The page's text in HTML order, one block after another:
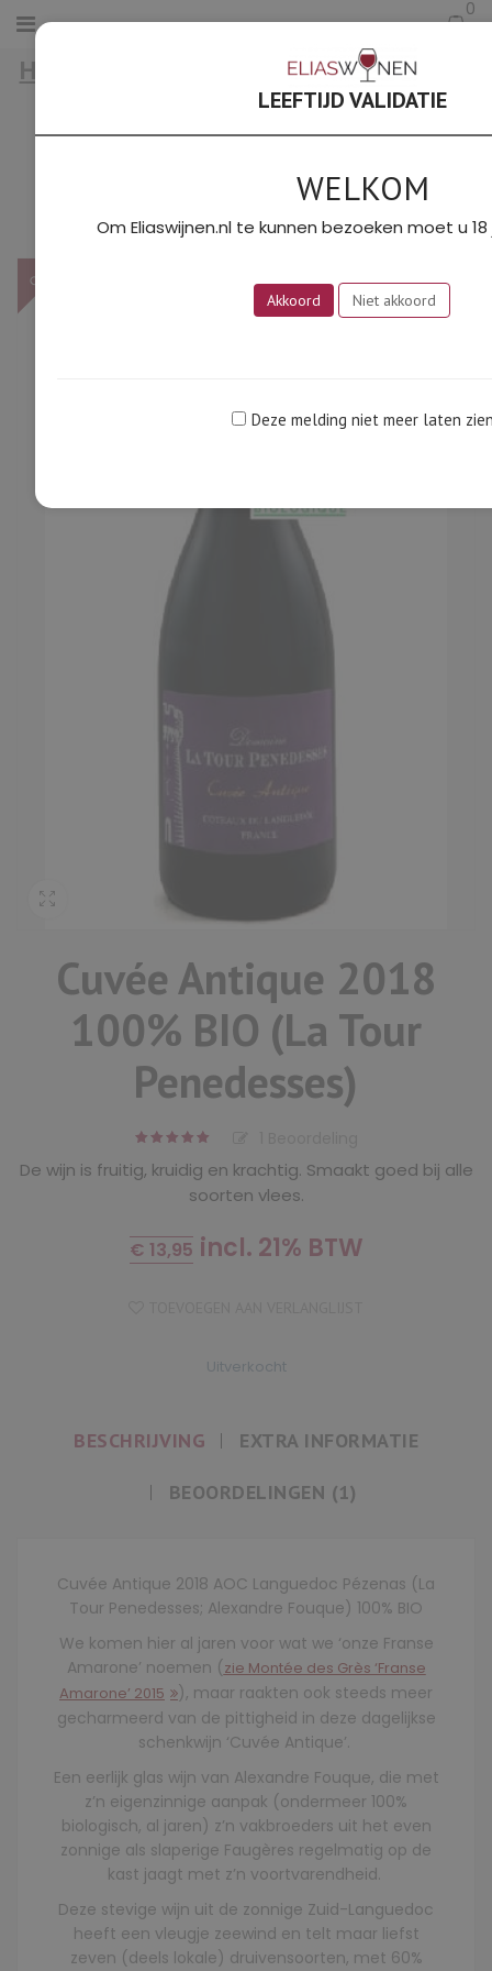
0
HOME LANGUEDOC & GASCOGNE
CUVÉE ANTIQUE 2018 100% BIO (LA
TOUR PENEDESSES)
OP!
Cuvée Antique 2018
100% BIO (La Tour
Penedesses)
of
based
De wijn is fruitig, kruidig en krachtig. Smaakt goed bij alle
soorten vlees.
€ 13,95 incl. 21% BTW
Uitverkocht
BESCHRIJVING EXTRA INFORMATIE
BEOORDELINGEN (1)
Cuvée Antique 2018 AOC Languedoc Pézenas (La
Tour Penedesses; Alexandre Fouque) 100% BIO
We komen hier al jaren voor wat we ‘onze Franse
Amarone’ noemen (zie Montée des Grès ‘Franse
Amarone’ 2015
), maar raakten ook steeds meer
gecharmeerd van de pittigheid in deze dagelijkse
schenkwijn ‘Cuvée Antique’.
Een eerlijk glas wijn van Alexandre Fouque, die met
z’n eigenzinnige aanpak (ondermeer 100%
biologisch, al jaren) z’n vakbroeders uit het even
zonnige als slaperige Faugères regelmatig op de
kast jaagt met z’n voortvarendheid.
Deze stevige wijn uit de zonnige Zuid-Languedoc
heeft een vleugje zeewind en telt maar liefst
zeven (deels lokale) druivensoorten, met 60%
LEEFTIJD VALIDATIE
WELKOM
Om Eliaswijnen.nl te kunnen bezoeken moet u
Akkoord Niet akkoord
Deze melding niet meer laten